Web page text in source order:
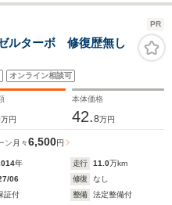
PR
ルターボ 修復歴無し
オンライン相談可
万円
本体価格
42.8万円
ン 月々6,500円
年 走行 11.0万km
06 修復
なし
証付 整備
法定整備付